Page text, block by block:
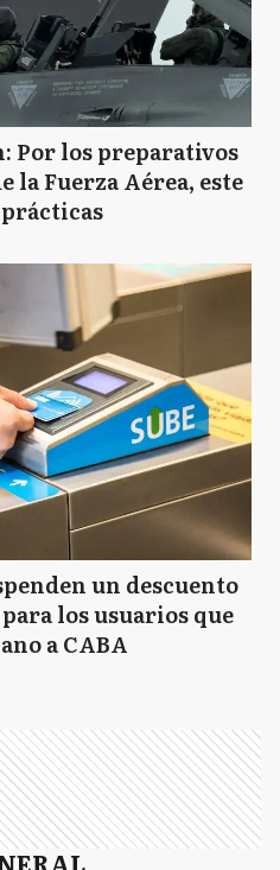
Por los preparativos
la Fuerza Aérea, este
un descuento
para los usuarios que
a CABA